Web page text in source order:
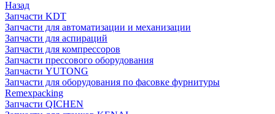
Назад
Запчасти KDT
Запчасти для автоматизации и механизации
Запчасти для аспираций
Запчасти для компрессоров
Запчасти прессового оборудования
Запчасти YUTONG
Запчасти для оборудования по фасовке фурнитуры
Remexpacking
Запчасти QICHEN